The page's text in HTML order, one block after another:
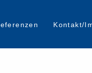
Kontakt/